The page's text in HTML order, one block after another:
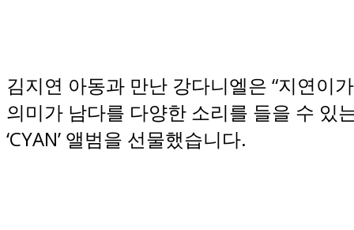
김지연 아동과 만난 강다니엘은 “지연이
의미가 남다를 다양한 소리를 들을 수 있
‘CYAN’ 앨범을 선물했습니다.